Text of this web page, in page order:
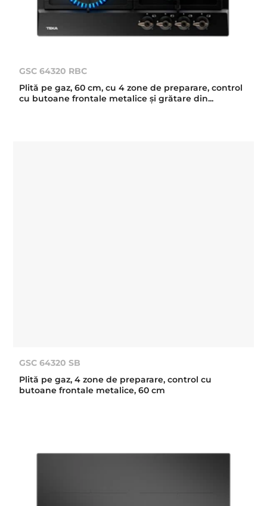
GSC 64320 RBC
Plită pe gaz, 60 cm, cu 4 zone de preparare, control
cu butoane frontale metalice şi grătare din...
GSC 64320 SB
Plită pe gaz, 4 zone de preparare, control cu
butoane frontale metalice, 60 cm